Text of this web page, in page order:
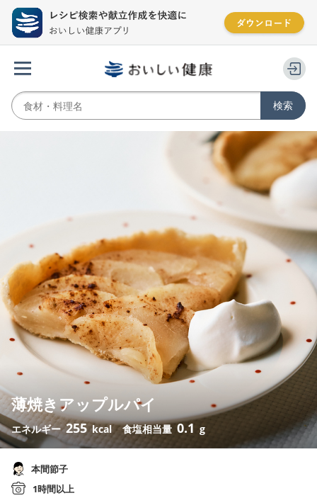
薄焼きアップルパイ
エネルギー255 kcal 食塩相当量 0.1 g
本間節子
1時間以上